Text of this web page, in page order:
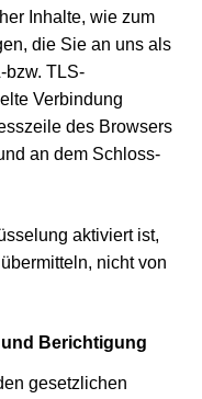
Inhalte, wie zum
die Sie an uns als
bzw. TLS-
Verbindung
des Browsers
an dem Schloss-
aktiviert ist,
nicht von
Berichtigung
gesetzlichen